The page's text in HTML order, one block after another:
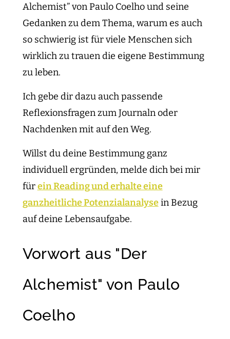
Alchemist” von Paulo Coelho und seine
Gedanken zu dem Thema, warum es auch
so schwierig ist für viele Menschen sich
wirklich zu trauen die eigene Bestimmung
zu leben.
Ich gebe dir dazu auch passende
Reflexionsfragen zum Journaln oder
Nachdenken mit auf den Weg.
Willst du deine Bestimmung ganz
individuell ergründen, melde dich bei mir
fürein Reading und erhalte eine
ganzheitliche Potenzialanalysein Bezug
auf deine Lebensaufgabe.
Vorwort aus "Der
Alchemist" von Paulo
Coelho